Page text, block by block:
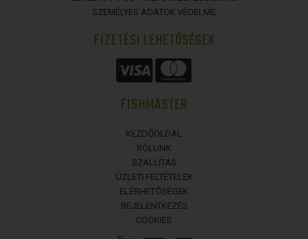
SZEMÉLYES ADATOK VÉDELME
FIZETÉSI LEHETŐSÉGEK
FISHMASTER
KEZDŐOLDAL
RÓLUNK
SZÁLLÍTÁS
ÜZLETI FELTÉTELEK
ELÉRHETŐSÉGEK
BEJELENTKEZÉS
COOKIES